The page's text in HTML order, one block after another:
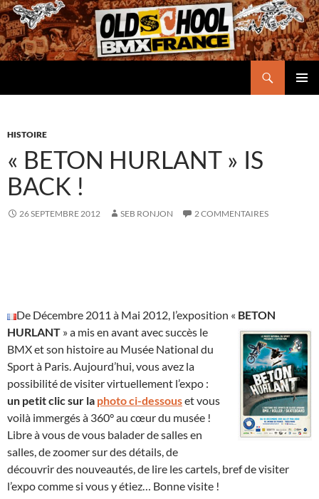
Aller
au
contenu
HISTOIRE
« BETON HURLANT » IS
BACK !
26 SEPTEMBRE 2012 SEB RONJON 2 COMMENTAIRES
De Décembre 2011 à Mai 2012, l’exposition « BETON
HURLANT » a misen avant avec succès le
BMX et son histoire au Musée National du
Sport à Paris. Aujourd’hui, vous avez la
possibilité de visiter virtuellement l’expo :
un petit clic sur la photo ci-dessouset vous
voilà immergés à 360° au cœur du musée !
Libre à vous de vous balader de salles en
salles, de zoomer sur des détails, de
découvrir des nouveautés, de lire les cartels, bref de visiter
l’expo comme si vous y étiez… Bonne visite !